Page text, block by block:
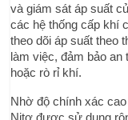
và giám sát áp suất
các hệ thống cấp khí
theo dõi áp suất theo
làm việc, đảm bảo
hoặc rò rỉ khí.
Nhờ độ chính xác